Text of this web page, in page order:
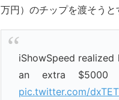
万円）のチップを渡そうと
iShowSpeed
an extra
pic.twitter.com/